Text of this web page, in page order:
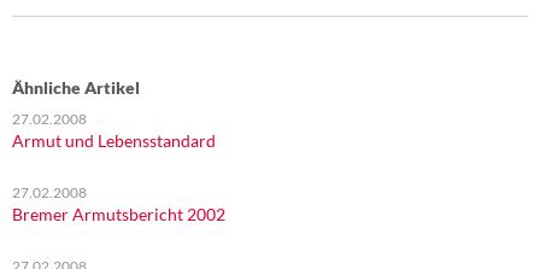
Ähnliche Artikel
27.02.2008
Armut und Lebensstandard
27.02.2008
Bremer Armutsbericht 2002